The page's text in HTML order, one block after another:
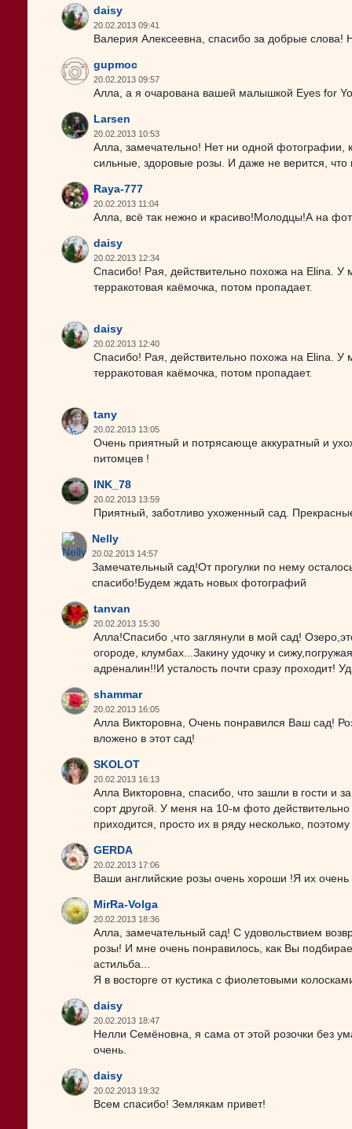
daisy
20.02.2013 09:41
Валерия Алексеевна, спасибо за добрые слова!
gupmoc
20.02.2013 09:57
Алла, а я очарована вашей малышкой Eyes for
Larsen
20.02.2013 10:53
Алла, замечательно! Нет ни одной фотографии,
сильные, здоровые розы. И даже не верится, что
Raya-777
20.02.2013 11:04
Алла, всё так нежно и красиво!Молодцы!А на
daisy
20.02.2013 12:34
Спасибо! Рая, действительно похожа на Elina. У
терракотовая каёмочка, потом пропадает.
daisy
20.02.2013 12:40
Спасибо! Рая, действительно похожа на Elina. У
терракотовая каёмочка, потом пропадает.
tany
20.02.2013 13:05
Очень приятный и потрясающе аккуратный и
питомцев !
INK_78
20.02.2013 13:59
Приятный, заботливо ухоженный сад.
Nelly
20.02.2013 14:57
Замечательный сад!От прогулки по нему
спасибо!Будем ждать новых фотографий
tanvan
20.02.2013 15:30
Алла!Спасибо ,что заглянули в мой сад!
огороде, клумбах...Закину удочку и
адреналин!!И усталость почти сразу проходит!
shammar
20.02.2013 16:05
Алла Викторовна, Очень понравился Ваш сад!
вложено в этот сад!
SKOLOT
20.02.2013 16:13
Алла Викторовна, спасибо, что зашли в гости и
сорт другой. У меня на 10-м фото
приходится, просто их в ряду несколько,
GERDA
20.02.2013 17:06
Ваши английские розы очень хороши !Я их
MirRa-Volga
20.02.2013 18:36
Алла, замечательный сад! С удовольствием
розы! И мне очень понравилось, как Вы
астильба...
Я в восторге от кустика с фиолетовыми
daisy
20.02.2013 18:47
Нелли Семёновна, я сама от этой розочки без
очень.
daisy
20.02.2013 19:32
Всем спасибо! Землякам привет!